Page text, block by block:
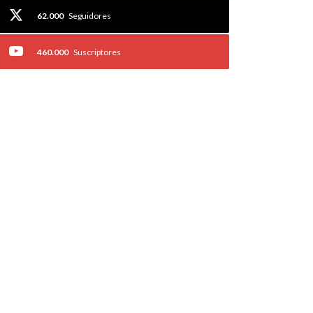
62.000 Seguidores
460.000 Suscriptores